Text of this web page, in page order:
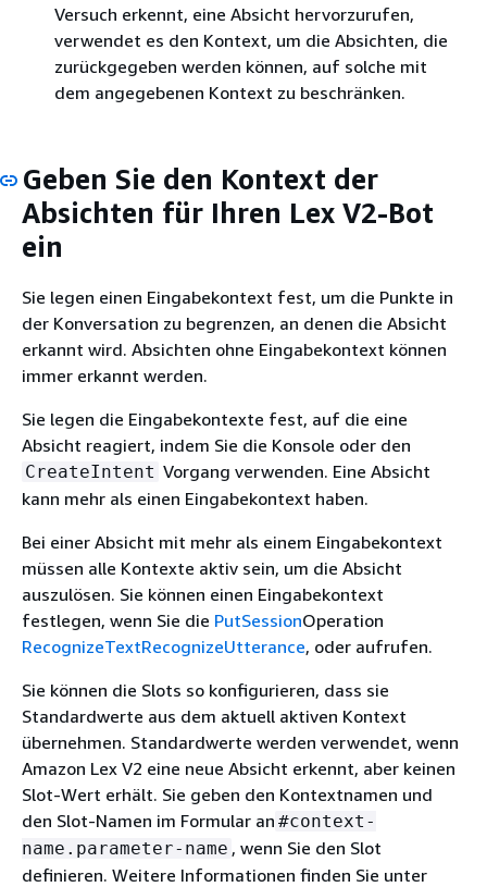
Versuch erkennt, eine Absicht hervorzurufen,
verwendet es den Kontext, um die Absichten, die
zurückgegeben werden können, auf solche mit
dem angegebenen Kontext zu beschränken.
Geben Sie den Kontext der
Absichten für Ihren Lex V2-Bot
ein
Sie legen einen Eingabekontext fest, um die Punkte in
der Konversation zu begrenzen, an denen die Absicht
erkannt wird. Absichten ohne Eingabekontext können
immer erkannt werden.
Sie legen die Eingabekontexte fest, auf die eine
Absicht reagiert, indem Sie die Konsole oder den
CreateIntent Vorgang verwenden. Eine Absicht
kann mehr als einen Eingabekontext haben.
Bei einer Absicht mit mehr als einem Eingabekontext
müssen alle Kontexte aktiv sein, um die Absicht
auszulösen. Sie können einen Eingabekontext
festlegen, wenn Sie die PutSessionOperation
RecognizeTextRecognizeUtterance, oder aufrufen.
Sie können die Slots so konfigurieren, dass sie
Standardwerte aus dem aktuell aktiven Kontext
übernehmen. Standardwerte werden verwendet, wenn
Amazon Lex V2 eine neue Absicht erkennt, aber keinen
Slot-Wert erhält. Sie geben den Kontextnamen und
den Slot-Namen im Formular an #context-
name.parameter-name , wenn Sie den Slot
definieren. Weitere Informationen finden Sie unter